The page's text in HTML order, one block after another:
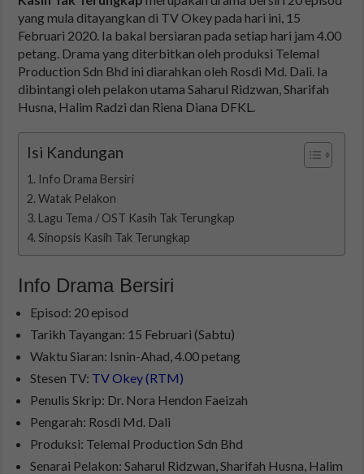
yang mula ditayangkan di TV Okey pada hari ini, 15
Februari 2020. Ia bakal bersiaran pada setiap hari jam 4.00
petang. Drama yang diterbitkan oleh produksi Telemal
Production Sdn Bhd ini diarahkan oleh Rosdi Md. Dali. Ia
dibintangi oleh pelakon utama Saharul Ridzwan, Sharifah
Husna, Halim Radzi dan Riena Diana DFKL.
Isi Kandungan
Info Drama Bersiri
Watak Pelakon
Lagu Tema / OST Kasih Tak Terungkap
Sinopsis Kasih Tak Terungkap
Info Drama Bersiri
Episod: 20 episod
Tarikh Tayangan: 15 Februari (Sabtu)
Waktu Siaran: Isnin-Ahad, 4.00 petang
Stesen TV: TV Okey (RTM)
Penulis Skrip: Dr. Nora Hendon Faeizah
Pengarah: Rosdi Md. Dali
Produksi: Telemal Production Sdn Bhd
Senarai Pelakon: Saharul Ridzwan, Sharifah Husna, Halim